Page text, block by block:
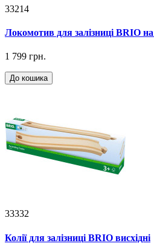
33214
Локомотив для залізниці BRIO
1 799 грн.
До кошика
33332
Колії для залізниці BRIO висхідні